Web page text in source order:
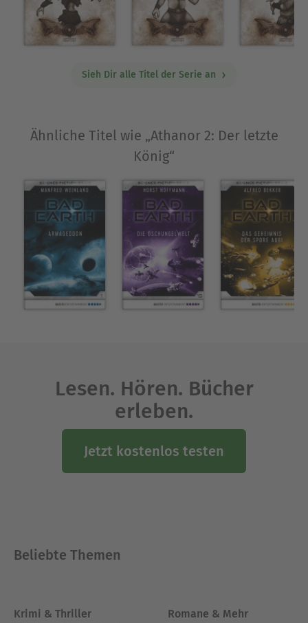
Sieh Dir alle Titel der Serie an
Ähnliche Titel wie „Athanor 2: Der letzte
König“
Lesen. Hören. Bücher
erleben.
Jetzt kostenlos testen
Beliebte Themen
Krimi & Thriller Romane & Mehr